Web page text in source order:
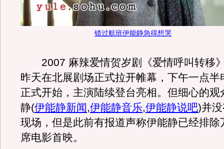
错过航班伊能静急得想哭
2007 麻辣爱情贺岁剧《爱情呼叫转移
昨天在北展剧场正式拉开帷幕，下午一点半
正式开始，主演陆续登台亮相。但细心的观
静(伊能静新闻,伊能静音乐,伊能静说吧)并
现场，但是此前有报道声称伊能静已经排除
席电影首映。